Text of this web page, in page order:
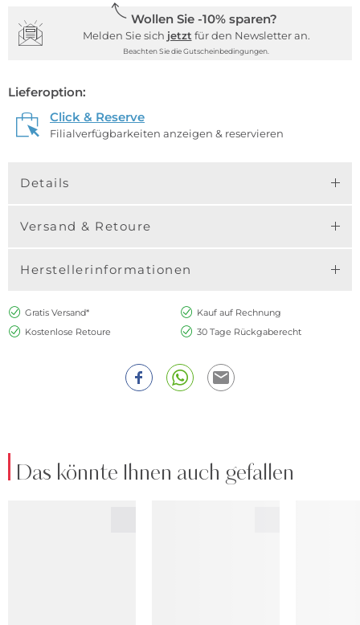
Wollen Sie -10% sparen?
Melden Sie sich jetzt für den Newsletter an.
Beachten Sie die Gutscheinbedingungen.
Lieferoption:
Click & Reserve
Filialverfügbarkeiten anzeigen & reservieren
Details
Versand & Retoure
Herstellerinformationen
Gratis Versand*
Kauf auf Rechnung
Kostenlose Retoure
30 Tage Rückgaberecht
Das könnte Ihnen auch gefallen